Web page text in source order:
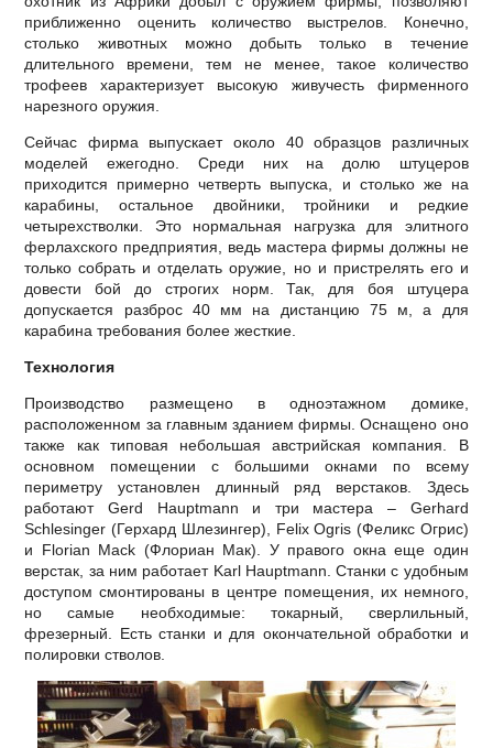
приближенно оценить количество выстрелов. Конечно,
столько животных можно добыть только в течение
длительного времени, тем не менее, такое количество
трофеев характеризует высокую живучесть фирменного
нарезного оружия.
Сейчас фирма выпускает около 40 образцов различных
моделей ежегодно. Среди них на долю штуцеров
приходится примерно четверть выпуска, и столько же на
карабины, остальное двойники, тройники и редкие
четырехстволки. Это нормальная нагрузка для элитного
ферлахского предприятия, ведь мастера фирмы должны не
только собрать и отделать оружие, но и пристрелять его и
довести бой до строгих норм. Так, для боя штуцера
допускается разброс 40 мм на дистанцию 75 м, а для
карабина требования более жесткие.
Технология
Производство размещено в одноэтажном домике,
расположенном за главным зданием фирмы. Оснащено оно
также как типовая небольшая австрийская компания. В
основном помещении с большими окнами по всему
периметру установлен длинный ряд верстаков. Здесь
работают Gerd Hauptmann и три мастера – Gerhard
Schlesinger (Герхард Шлезингер), Felix Ogris (Феликс Огрис)
и Florian Mack (Флориан Мак). У правого окна еще один
верстак, за ним работает Karl Hauptmann. Станки с удобным
доступом смонтированы в центре помещения, их немного,
но самые необходимые: токарный, сверлильный,
фрезерный. Есть станки и для окончательной обработки и
полировки стволов.